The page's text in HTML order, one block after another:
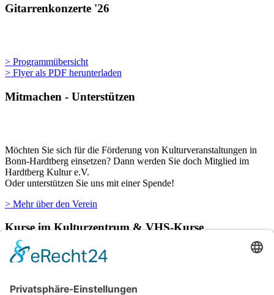
Gitarrenkonzerte '26
> Programmübersicht
> Flyer als PDF herunterladen
Mitmachen - Unterstützen
Möchten Sie sich für die Förderung von Kulturveranstaltungen in
Bonn-Hardtberg einsetzen? Dann werden Sie doch Mitglied im
Hardtberg Kultur e.V.
Oder unterstützen Sie uns mit einer Spende!
> Mehr über den Verein
Kurse im Kulturzentrum & VHS-Kurse
Räumlichkeiten im Kulturzentrum für einige ihrer Kurse.